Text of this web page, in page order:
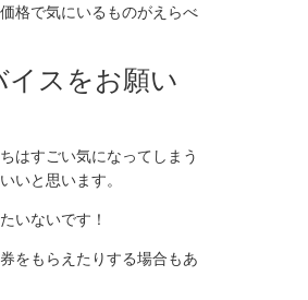
格で気にいるものがえらべ
スをお願い
はすごい気になってしまう
いと思います。
いないです！
をもらえたりする場合もあ